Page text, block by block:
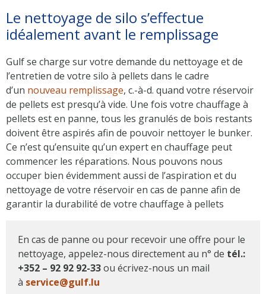
Le nettoyage de silo s’effectue
idéalement avant le remplissage
Gulf se charge sur votre demande du nettoyage et de
l’entretien de votre silo à pellets dans le cadre
d’un nouveau remplissage, c.-à-d. quand votre réservoir
de pellets est presqu’à vide. Une fois votre chauffage à
pellets est en panne, tous les granulés de bois restants
doivent être aspirés afin de pouvoir nettoyer le bunker.
Ce n’est qu’ensuite qu’un expert en chauffage peut
commencer les réparations. Nous pouvons nous
occuper bien évidemment aussi de l’aspiration et du
nettoyage de votre réservoir en cas de panne afin de
garantir la durabilité de votre chauffage à pellets
En cas de panne ou pour recevoir une offre pour le
nettoyage, appelez-nous directement au n° de tél.:
+352 – 92 92 92-33ou écrivez-nous un mail
à service@gulf.lu